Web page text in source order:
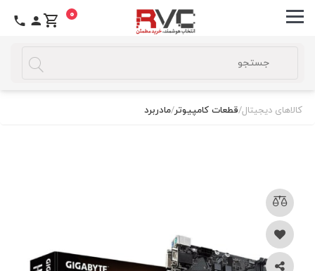
0
کالاهای دیجیتال/قطعات کامپیوتر/مادربرد